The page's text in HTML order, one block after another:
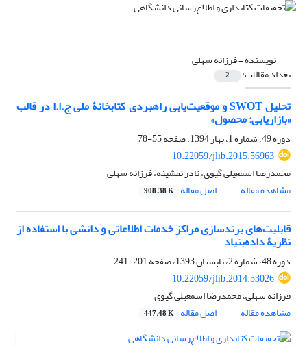
نویسنده =فرزانه سهلی
تعداد مقالات: 2
تحلیل SWOT و موقعیت‌یابی راهبردی کتابخانۀ ملی ج.ا.ا در قالب
«بازاریابی: محصول»
دوره 49، شماره 1، بهار 1394، صفحه
55-78
10.22059/jlib.2015.56963
محمدرضا اسمعیلی گیوی، نادر نقشینه، فرزانه سهلی
مشاهده مقاله
اصل مقاله 908.38 K
قابلیت‌های برندسازی مراکز خدمات اطلاعاتی و دانشی با استفاده از
نظریۀ داده‌بنیاد
دوره 48، شماره 2، تابستان 1393، صفحه
201-241
10.22059/jlib.2014.53026
فرزانه سهلی، محمدرضا اسمعیلی گیوی
مشاهده مقاله
اصل مقاله 447.48 K